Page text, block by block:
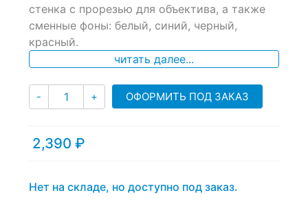
стенка с прорезью для объектива, а также
сменные фоны: белый, синий, черный,
красный.
читать далее...
- Количество
+ ОФОРМИТЬ ПОД ЗАКАЗ
2,390 ₽
Нет на складе, но доступно под заказ.